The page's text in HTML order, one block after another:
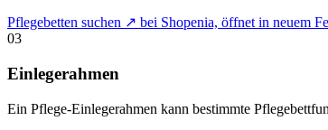
Pflegebetten suchen ↗ bei Shopenia, öffnet in neuem
03
Einlegerahmen
Ein Pflege-Einlegerahmen kann bestimmte